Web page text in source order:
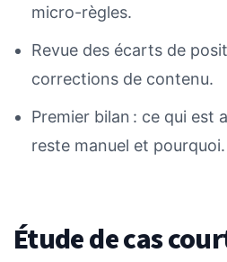
micro-règles.
Revue des écarts de
corrections de contenu.
Premier bilan : ce qui est
reste manuel et pourquoi.
Étude de cas